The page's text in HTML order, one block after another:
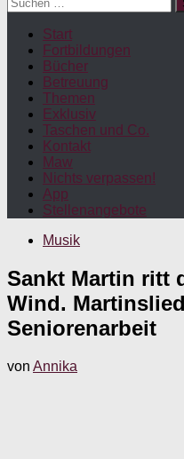
nach:
Start
Fortbildungen
Bücher
Betreuung
Themen
Exklusiv
Taschen und Co.
Kontakt
Maw
Nichts verpassen!
App
Stellenangebote
Musik
Sankt Martin ritt
Wind.
Seniorenarbeit
von Annika